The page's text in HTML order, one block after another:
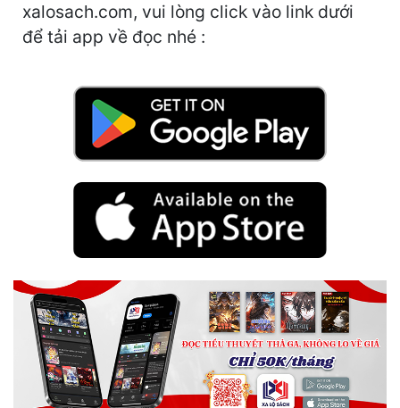
Khoa Huyễn
Lịch Sử
Mưu Mô
Mạt Thế
xalosach.com, vui lòng click vào link dưới
để tải app về đọc nhé :